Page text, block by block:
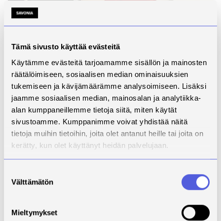
Tämä sivusto käyttää evästeitä
Käytämme evästeitä tarjoamamme sisällön ja mainosten
räätälöimiseen, sosiaalisen median ominaisuuksien
tukemiseen ja kävijämäärämme analysoimiseen. Lisäksi
jaamme sosiaalisen median, mainosalan ja analytiikka-
alan kumppaneillemme tietoja siitä, miten käytät
sivustoamme. Kumppanimme voivat yhdistää näitä
tietoja muihin tietoihin, joita olet antanut heille tai joita on
kerätty, kun olet käyttänyt heidän palvelujaan.
valinta
Välttämätön
Mieltymykset
Jenni Väisänen
Vaikeuksien kautta
voittoon
Sain toisen lapseni kesken koulutuksen ja olin välillä
vuoden äitiyslomalla. Monta kertaa mielessä kävi, että
mitenkä tästä kaikesta oikein selvitään. Päätin
loppuun saakka. Opiskelu tasapainoillen kahden
pienen lapsen, perhe-elämän, opiskelun ja vuorotyön
välillä on rankinta, mitä olen elämässäni tähän asti
kokenut. Uusia haasteita lähdin hakemaan ja niitä